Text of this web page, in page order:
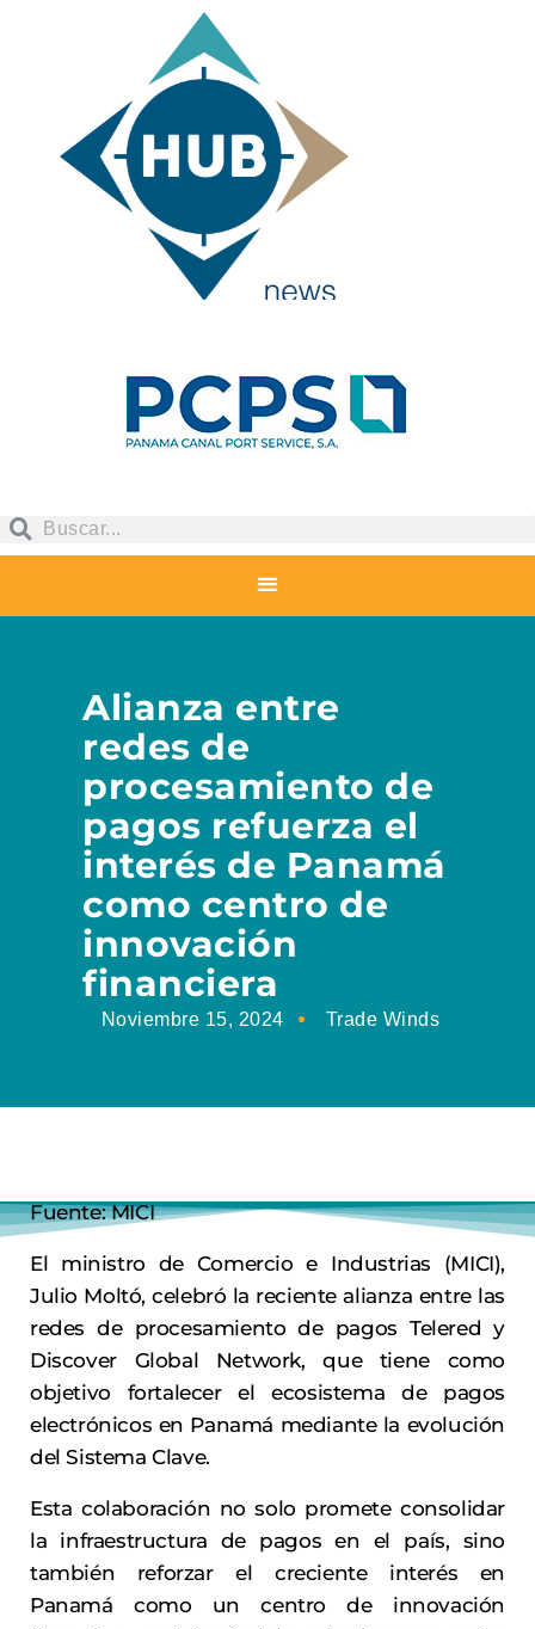
Alianza entre
redes de
procesamiento de
pagos refuerza el
interés de Panamá
como centro de
innovación
financiera
Noviembre 15, 2024 Trade Winds
Fuente: MICI
El ministro de Comercio e Industrias (MICI),
Julio Moltó, celebró la reciente alianza entre las
redes de procesamiento de pagos Telered y
Discover Global Network, que tiene como
objetivo fortalecer el ecosistema de pagos
electrónicos en Panamá mediante la evolución
del Sistema Clave.
Esta colaboración no solo promete consolidar
la infraestructura de pagos en el país, sino
también reforzar el creciente interés en
Panamá como un centro de innovación